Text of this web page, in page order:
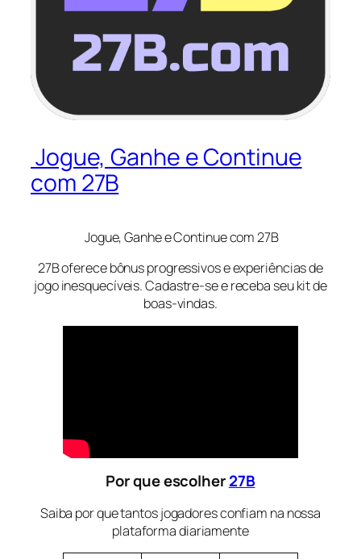
Jogue, Ganhe e Continue
com 27B
Jogue, Ganhe e Continue com 27B
27B oferece bônus progressivos e experiências de
jogo inesquecíveis. Cadastre-se e receba seu kit de
boas-vindas.
Por que escolher27B
Saiba por que tantos jogadores confiam na nossa
plataforma diariamente